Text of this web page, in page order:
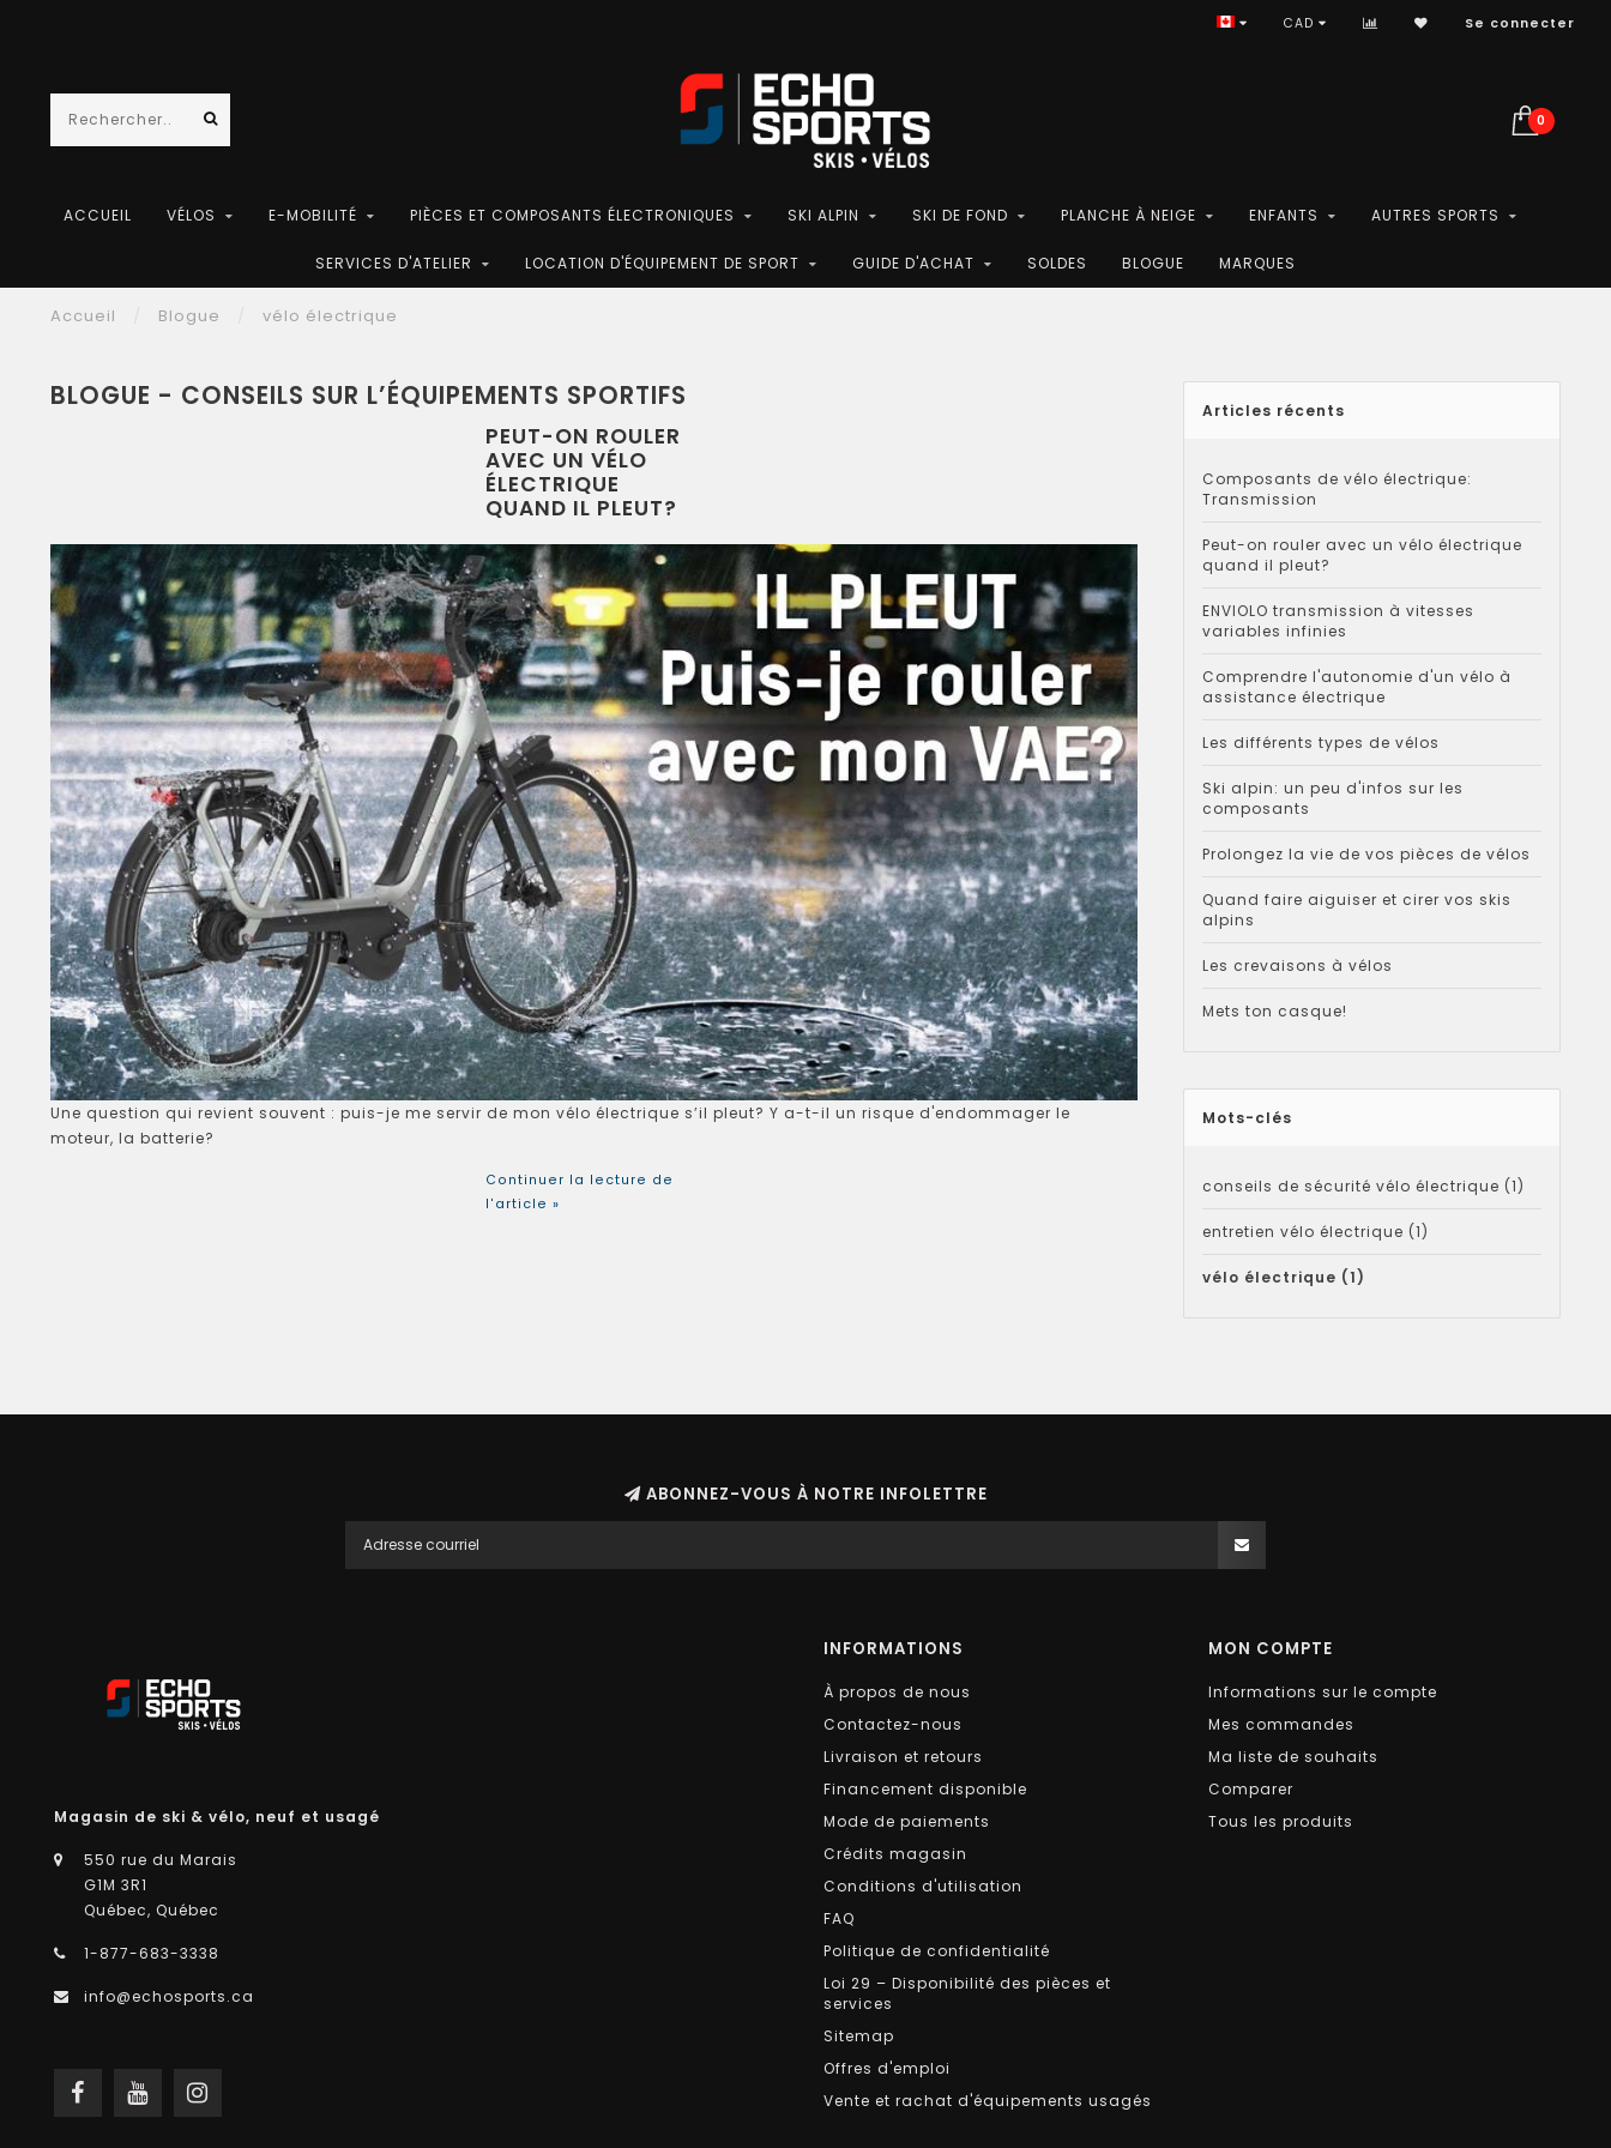
CAD Se connecter
0
ACCUEIL VÉLOS E-MOBILITÉ PIÈCES ET COMPOSANTS ÉLECTRONIQUES SKI ALPIN SKI DE FOND PLANCHE À NEIGE ENFANTS AUTRES SPORTS
SERVICES D'ATELIER LOCATION D'ÉQUIPEMENT DE SPORT GUIDE D'ACHAT SOLDES BLOGUE MARQUES
Accueil Blogue vélo électrique
BLOGUE - CONSEILS SUR L’ÉQUIPEMENTS SPORTIFS
PEUT-ON ROULER
AVEC UN VÉLO
ÉLECTRIQUE
QUAND IL PLEUT?
Une question qui revient souvent : puis-je me servir de mon vélo électrique s’il pleut? Y a-t-il un risque d'endommager le
moteur, la batterie?
Continuer la lecture de
l'article »
Articles récents
Composants de vélo électrique:
Transmission
Peut-on rouler avec un vélo électrique
quand il pleut?
ENVIOLO transmission à vitesses
variables infinies
Comprendre l'autonomie d'un vélo à
assistance électrique
Les différents types de vélos
Ski alpin: un peu d'infos sur les
composants
Prolongez la vie de vos pièces de vélos
Quand faire aiguiser et cirer vos skis
alpins
Les crevaisons à vélos
Mets ton casque!
Mots-clés
conseils de sécurité vélo électrique (1)
entretien vélo électrique (1)
vélo électrique (1)
ABONNEZ-VOUS À NOTRE INFOLETTRE
Magasin de ski & vélo, neuf et usagé
550 rue du Marais
G1M 3R1
Québec, Québec
1-877-683-3338
info@echosports.ca
INFORMATIONS
À propos de nous
Contactez-nous
Livraison et retours
Financement disponible
Mode de paiements
Crédits magasin
Conditions d'utilisation
FAQ
Politique de confidentialité
Loi 29 – Disponibilité des pièces et
services
Sitemap
Offres d'emploi
Vente et rachat d'équipements usagés
MON COMPTE
Informations sur le compte
Mes commandes
Ma liste de souhaits
Comparer
Tous les produits